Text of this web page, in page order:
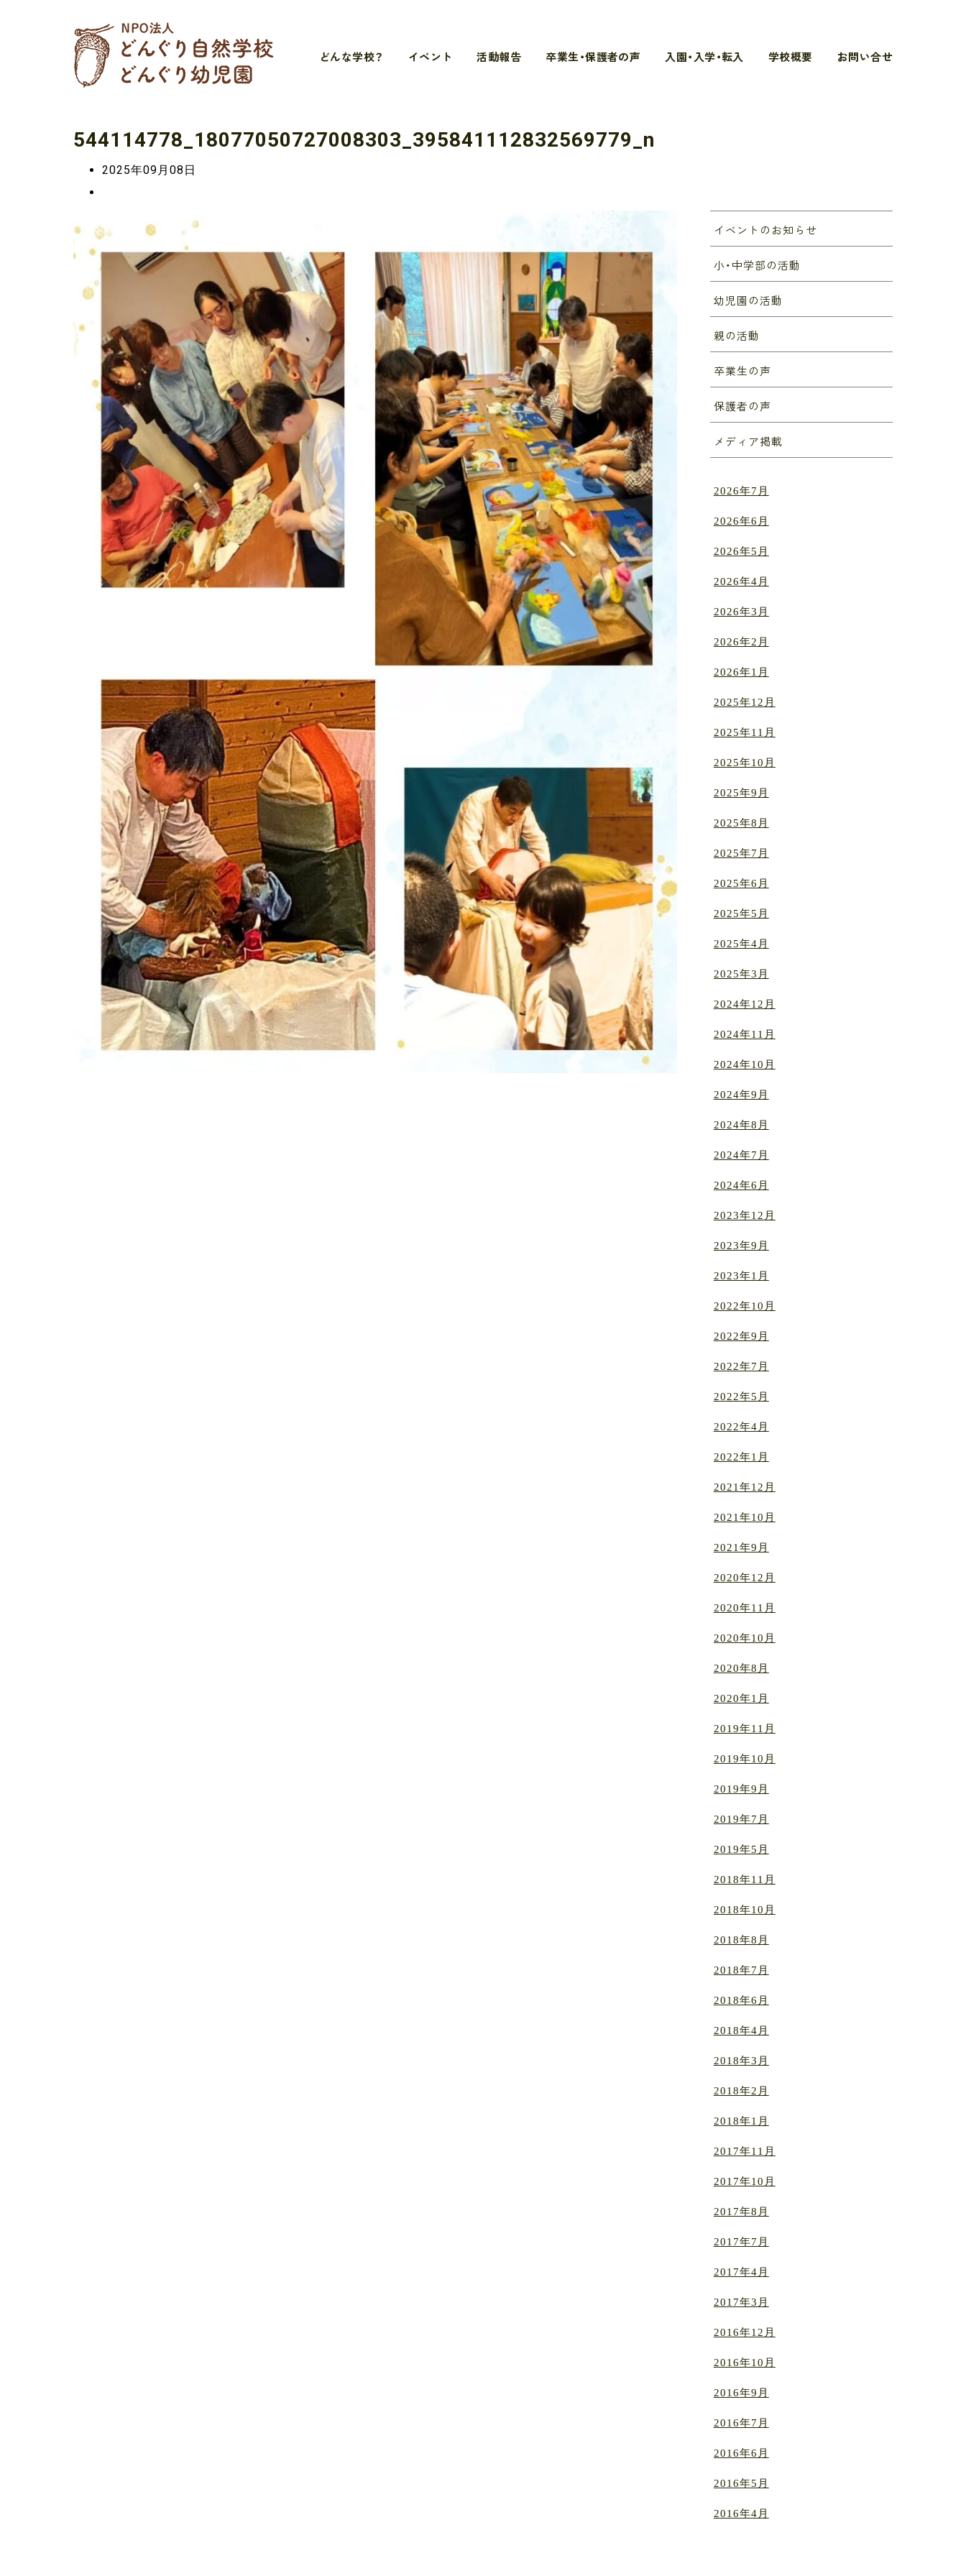
どんな学校？ イベント 活動報告 卒業生・保護者の声 入園・入学・転入 学校概要 お問い合せ
544114778_18077050727008303_395841112832569779_n
2025年09月08日
イベントのお知らせ
小・中学部の活動
幼児園の活動
親の活動
卒業生の声
保護者の声
メディア掲載
2026年7月
2026年6月
2026年5月
2026年4月
2026年3月
2026年2月
2026年1月
2025年12月
2025年11月
2025年10月
2025年9月
2025年8月
2025年7月
2025年6月
2025年5月
2025年4月
2025年3月
2024年12月
2024年11月
2024年10月
2024年9月
2024年8月
2024年7月
2024年6月
2023年12月
2023年9月
2023年1月
2022年10月
2022年9月
2022年7月
2022年5月
2022年4月
2022年1月
2021年12月
2021年10月
2021年9月
2020年12月
2020年11月
2020年10月
2020年8月
2020年1月
2019年11月
2019年10月
2019年9月
2019年7月
2019年5月
2018年11月
2018年10月
2018年8月
2018年7月
2018年6月
2018年4月
2018年3月
2018年2月
2018年1月
2017年11月
2017年10月
2017年8月
2017年7月
2017年4月
2017年3月
2016年12月
2016年10月
2016年9月
2016年7月
2016年6月
2016年5月
2016年4月